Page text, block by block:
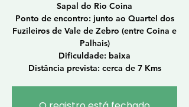
Sapal do Rio Coina
Ponto de encontro: junto ao Quartel dos
Fuzileiros de Vale de Zebro (entre Coina e
Palhais)
Dificuldade: baixa
Distância prevista: cerca de 7 Kms